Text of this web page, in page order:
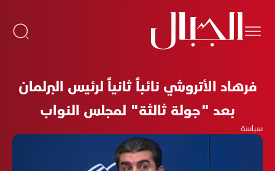
فرهاد الأتروشي نائباً ثانياً لرئيس البرلمان
بعد "جولة ثالثة" لمجلس النواب
سياسة